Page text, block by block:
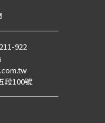
922
段100號